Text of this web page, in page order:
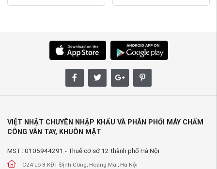
VIỆT NHẬT CHUYÊN NHẬP KHẨU VÀ PHÂN PHỐI MÁY CHẤM
CÔNG VÂN TAY, KHUÔN MẶT
MST : 0105944291 - Thuế cơ sở 12 thành phố Hà Nội
C24 Lô 8 KĐT Định Công, Hoàng Mai, Hà Nội